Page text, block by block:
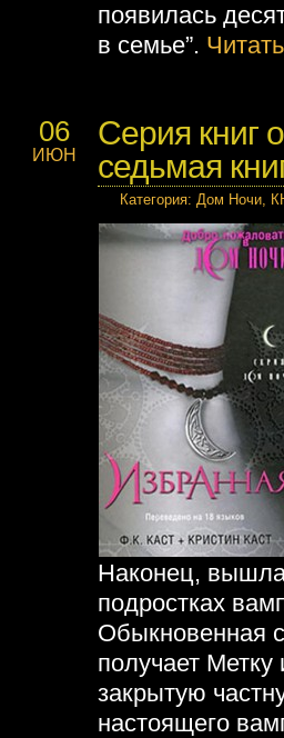
появилась
в семье”.
06
ИЮН
Серия книг
седьмая
Категория: Дом Ночи,
Наконец, вышла
подростках
Обыкновенная
получает
закрытую
настоящего